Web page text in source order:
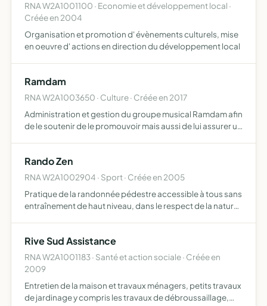
RNA W2A1001100 · Economie et développement local ·
Créée en 2004
Organisation et promotion d' évènements culturels, mise
en oeuvre d' actions en direction du développement local
Ramdam
RNA W2A1003650 · Culture · Créée en 2017
Administration et gestion du groupe musical Ramdam afin
de le soutenir de le promouvoir mais aussi de lui assurer un
Rando Zen
RNA W2A1002904 · Sport · Créée en 2005
Pratique de la randonnée pédestre accessible à tous sans
entraînement de haut niveau, dans le respect de la nature,
gastronomie,…
Rive Sud Assistance
RNA W2A1001183 · Santé et action sociale · Créée en
2009
Entretien de la maison et travaux ménagers, petits travaux
de jardinage y compris les travaux de débroussaillage,